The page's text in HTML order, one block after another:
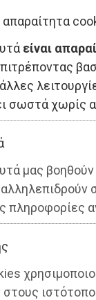
είναι
σωστά χωρίς
μας
πληροφορίες